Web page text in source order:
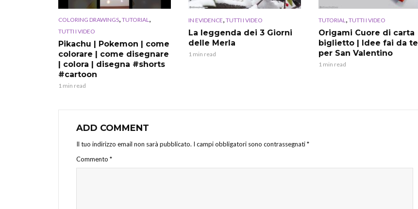
COLORING DRAWINGS, TUTORIAL ,
TUTTI I VIDEO
Pikachu | Pokemon | come
colorare | come disegnare
| colora | disegna #shorts
#cartoon
1 min read
IN EVIDENCE, TUTTI I VIDEO
La leggenda dei 3 Giorni
delle Merla
1 min read
TUTORIAL , TUTTI I VIDEO
Origami Cuore di carta
biglietto | Idee fai da te
per San Valentino
1 min read
ADD COMMENT
Il tuo indirizzo email non sarà pubblicato. I campi obbligatori sono contrassegnati*
Commento *